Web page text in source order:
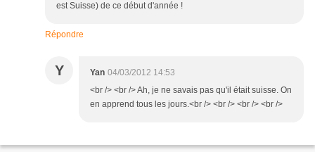
est Suisse) de ce début d'année !
Répondre
Y Yan 04/03/2012 14:53
<br /> <br /> Ah, je ne savais pas qu'il était suisse. On
en apprend tous les jours.<br /> <br /> <br /> <br />